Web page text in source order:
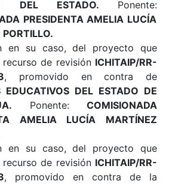
DEL ESTADO. Ponente:
PRESIDENTA AMELIA LUCÍA
en su caso, del proyecto que
recurso de revisión ICHITAIP/RR-
, promovido en contra de
EDUCATIVOS DEL ESTADO DE
. Ponente: COMISIONADA
AMELIA LUCÍA MARTÍNEZ
en su caso, del proyecto que
recurso de revisión ICHITAIP/RR-
, promovido en contra de la